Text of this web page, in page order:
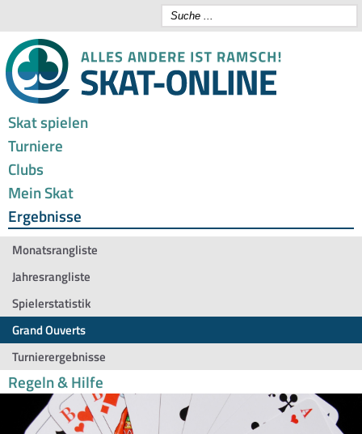
Skat spielen
Turniere
Clubs
Mein Skat
Ergebnisse
Monatsrangliste
Jahresrangliste
Spielerstatistik
Grand Ouverts
Turnierergebnisse
Regeln & Hilfe